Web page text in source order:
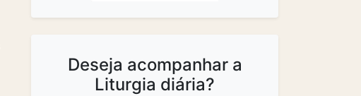
Deseja acompanhar a
Liturgia diária?